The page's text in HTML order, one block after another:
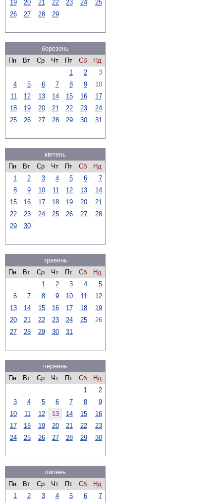
19 20 21 22 23 24
25
26
27 28 29
березень
Пн
Вт Ср Чт Пт Сб
Нд
1
2
3
4
5 6 7 8 9
10
11
12 13 14 15 16
17
18
19 20 21 22 23
24
25
26 27 28 29 30 31
квітень
Пн
Вт Ср Чт Пт Сб
Нд
1
2 3 4 5 6
7
8
9 10 11 12 13
14
15
16 17 18 19 20
21
22
23 24 25 26 27
28
29
30
травень
Пн
Вт Ср Чт Пт Сб
Нд
1
2 3 4
5
6
7 8 9 10 11
12
13
14 15 16 17 18
19
20
21 22 23 24 25
26
27
28 29 30 31
червень
Пн
Вт Ср Чт Пт Сб
Нд
1
2
3
4 5 6 7 8
9
10
11 12 13 14 15
16
17
18 19 20 21 22
23
24
25 26 27 28 29 30
липень
Пн
Вт Ср Чт Пт Сб
Нд
1
2 3 4 5 6
7